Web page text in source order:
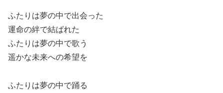
ふたりは夢の中で出会った
運命の絆で結ばれた
ふたりは夢の中で歌う
遥かな未来への希望を
ふたりは夢の中で踊る